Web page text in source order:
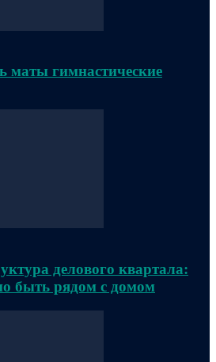
маты гимнастические
делового квартала:
быть рядом с домом